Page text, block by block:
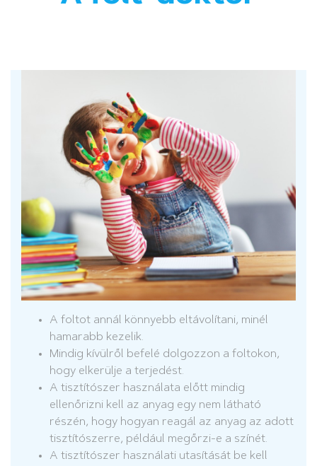
A foltot annál könnyebb eltávolítani, minél
hamarabb kezelik.
Mindig kívülről befelé dolgozzon a foltokon,
hogy elkerülje a terjedést.
A tisztítószer használata előtt mindig
ellenőrizni kell az anyag egy nem látható
részén, hogy hogyan reagál az anyag az adott
tisztítószerre, például megőrzi-e a színét.
A tisztítószer használati utasítását be kell